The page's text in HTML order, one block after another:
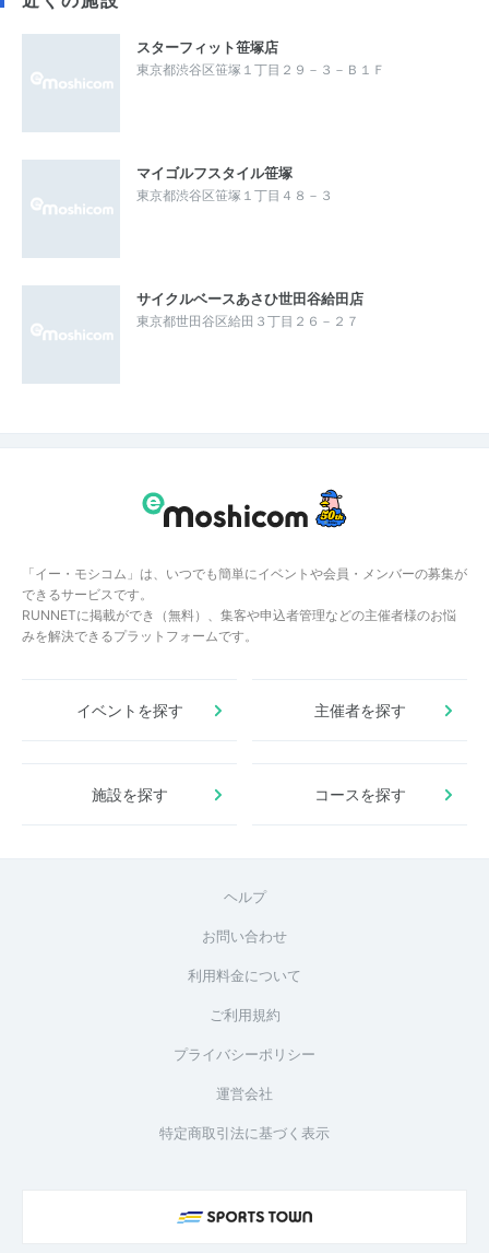
スターフィット笹塚店
東京都渋谷区笹塚１丁目２９－３－Ｂ１Ｆ
マイゴルフスタイル笹塚
東京都渋谷区笹塚１丁目４８－３
サイクルベースあさひ世田谷給田店
東京都世田谷区給田３丁目２６－２７
「イー・モシコム」は、いつでも簡単にイベントや会員・メンバーの募集が
できるサービスです。
RUNNETに掲載ができ（無料）、集客や申込者管理などの主催者様のお悩
みを解決できるプラットフォームです。
イベントを探す 主催者を探す
施設を探す コースを探す
ヘルプ
お問い合わせ
利用料金について
ご利用規約
プライバシーポリシー
運営会社
特定商取引法に基づく表示